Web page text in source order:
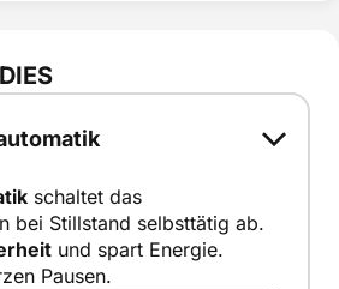
schaltet das
bei Stillstand selbsttätig ab.
und spart Energie.
Pausen.